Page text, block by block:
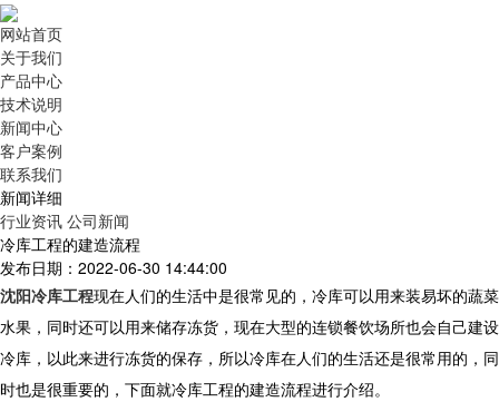
网站首页
关于我们
产品中心
技术说明
新闻中心
客户案例
联系我们
新闻详细
行业资讯 公司新闻
冷库工程的建造流程
发布日期：2022-06-30 14:44:00
沈阳冷库工程现在人们的生活中是很常见的，冷库可以用来装易坏的蔬菜
水果，同时还可以用来储存冻货，现在大型的连锁餐饮场所也会自己建设
冷库，以此来进行冻货的保存，所以冷库在人们的生活还是很常用的，同
时也是很重要的，下面就冷库工程的建造流程进行介绍。